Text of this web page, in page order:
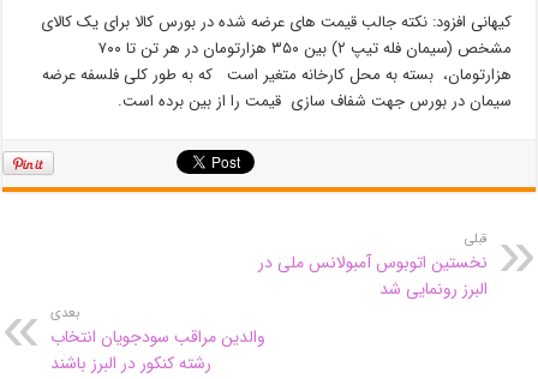
کیهانی افزود: نکته جالب قیمت های عرضه شده در بورس کالا برای یک کالای
مشخص (سیمان فله تیپ ۲) بین ۳۵۰ هزارتومان در هر تن تا ۷۰۰
هزارتومان، بسته به محل کارخانه متغیر است که به طور کلی فلسفه عرضه
سیمان در بورس جهت شفاف سازی قیمت را از بین برده است.
قبلی
نخستین اتوبوس آمبولانس ملی در
البرز رونمایی شد
بعدی
والدین مراقب سودجویان انتخاب
رشته کنکور در البرز باشند